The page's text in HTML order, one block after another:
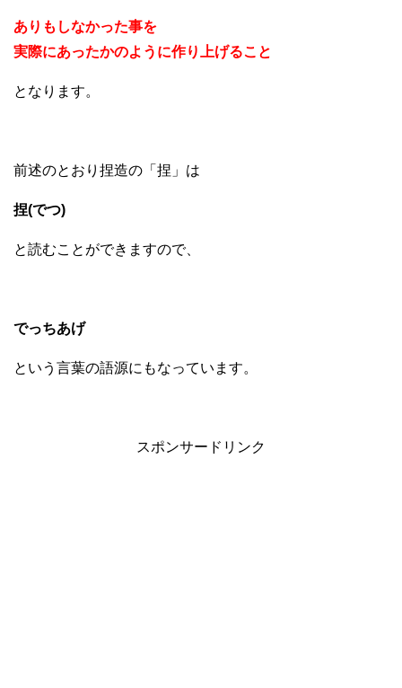
ありもしなかった事を
実際にあったかのように作り上げること
となります。
前述のとおり捏造の「捏」は
捏(でつ)
と読むことができますので、
でっちあげ
という言葉の語源にもなっています。
スポンサードリンク